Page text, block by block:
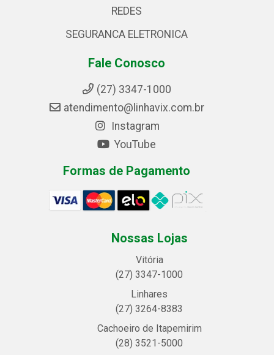
REDES
SEGURANCA ELETRONICA
Fale Conosco
(27) 3347-1000
atendimento@linhavix.com.br
Instagram
YouTube
Formas de Pagamento
Nossas Lojas
Vitória
(27) 3347-1000
Linhares
(27) 3264-8383
Cachoeiro de Itapemirim
(28) 3521-5000